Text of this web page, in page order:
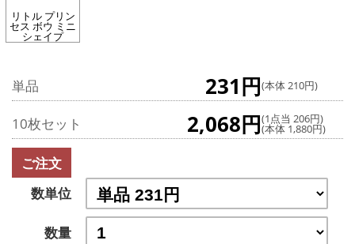
リトル プリン
セス ボウ ミニ
シェイプ
単品 231円(本体 210円)
10枚セット 2,068円(1点当 206円)
(本体 1,880円)
ご注文
数単位
数量